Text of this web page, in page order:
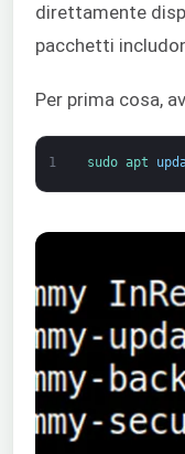
direttamente
pacchetti
Per prima cosa,
1 sudo apt